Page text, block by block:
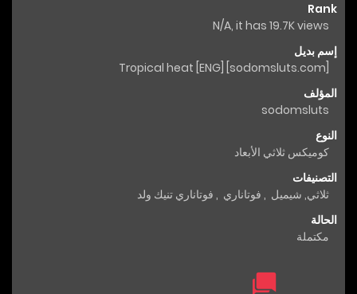
Rank
N/A, it has 19.7K views
إسم بديل
المؤلف
sodomsluts
النوع
كوميكس ثلاثي الأبعاد
التصنيفات
ثلاثي, شيميل , فوتاناري , فوتاناري تنيك ولد
الحالة
مكتملة